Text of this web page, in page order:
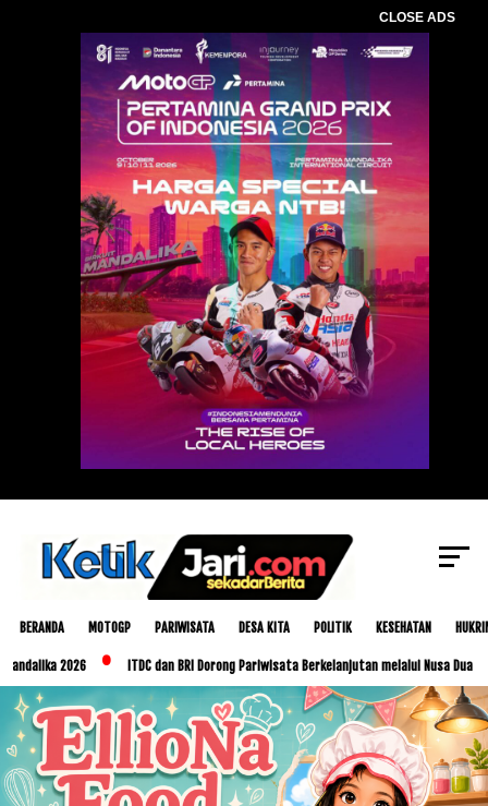
CLOSE ADS
BERANDA MOTOGP PARIWISATA DESA KITA POLITIK KESEHATAN
2026 ITDC dan BRI Dorong Pariwisata Berkelanjutan melalui Nusa Dua Eco
Baca Juga : Deputi BRIN Dorong Perangkat
Daerah Laporkan Inovasi,Wabup Loteng